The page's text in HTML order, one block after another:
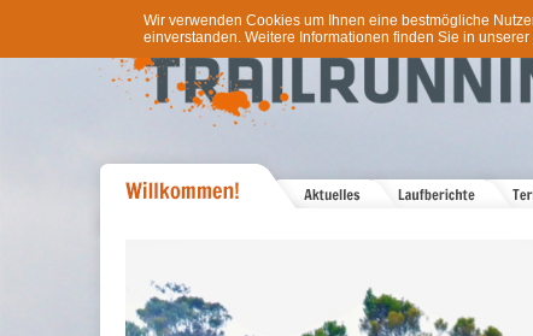
Wir verwenden Cookies um Ihnen eine bestmögliche
einverstanden. Weitere Informationen finden Sie in unserer